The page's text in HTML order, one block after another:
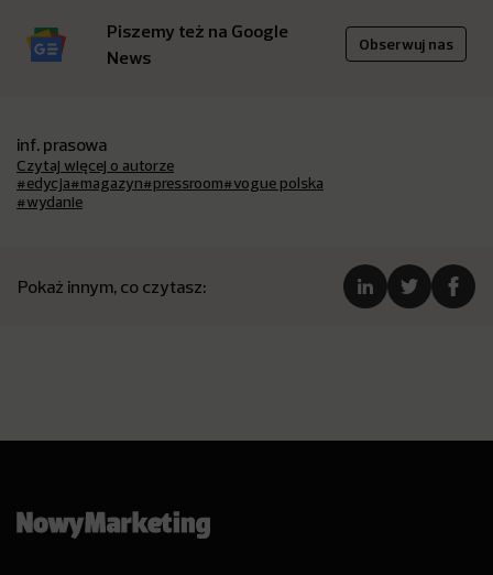
Piszemy też na Google
News
Obserwuj nas
inf. prasowa
Czytaj więcej o autorze
#edycja#magazyn#pressroom#vogue polska
#wydanie
Pokaż innym, co czytasz: